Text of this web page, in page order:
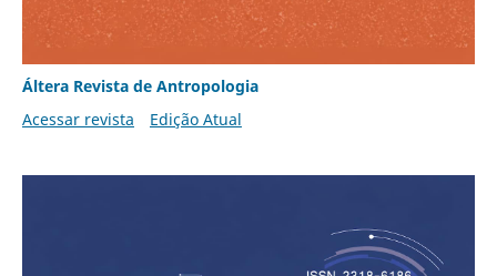
Áltera Revista de Antropologia
Acessar revista
Edição Atual